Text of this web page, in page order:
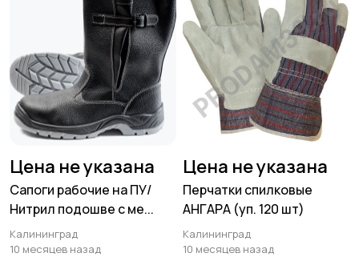
Цена не указана
Сапоги рабочие на ПУ/
Нитрил подошве с ме...
Калининград
10 месяцев назад
Цена не указана
Перчатки спилковые
АНГАРА (уп. 120 шт)
Калининград
10 месяцев назад